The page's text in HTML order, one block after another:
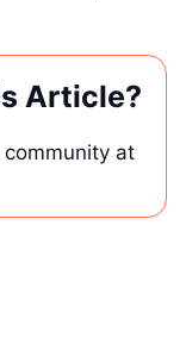
Article?
at